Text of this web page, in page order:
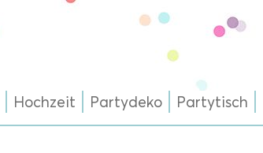
Hochzeit Partydeko Partytisch